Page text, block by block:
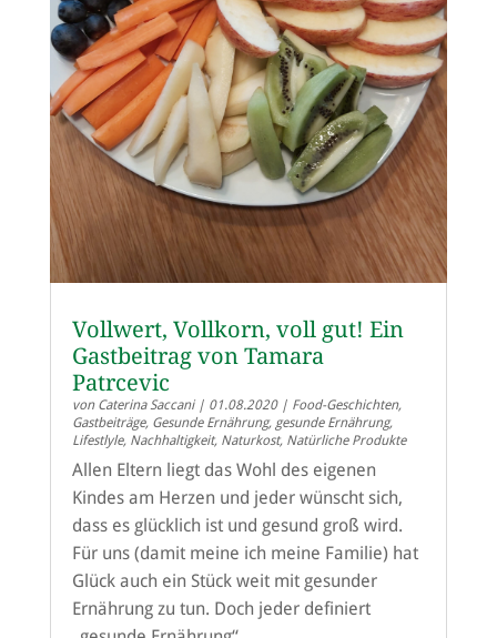
Vollwert, Vollkorn, voll gut! Ein
Gastbeitrag von Tamara
Patrcevic
von Caterina Saccani| 01.08.2020| Food-Geschichten,
Gastbeiträge, Gesunde Ernährung, gesunde Ernährung,
Lifestlyle, Nachhaltigkeit, Naturkost, Natürliche Produkte
Allen Eltern liegt das Wohl des eigenen
Kindes am Herzen und jeder wünscht sich,
dass es glücklich ist und gesund groß wird.
Für uns (damit meine ich meine Familie) hat
Glück auch ein Stück weit mit gesunder
Ernährung zu tun. Doch jeder definiert